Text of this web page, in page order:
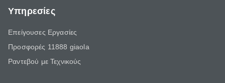
Υπηρεσίες
Επείγουσες Εργασίες
Προσφορές 11888 giaola
Ραντεβού με Τεχνικούς